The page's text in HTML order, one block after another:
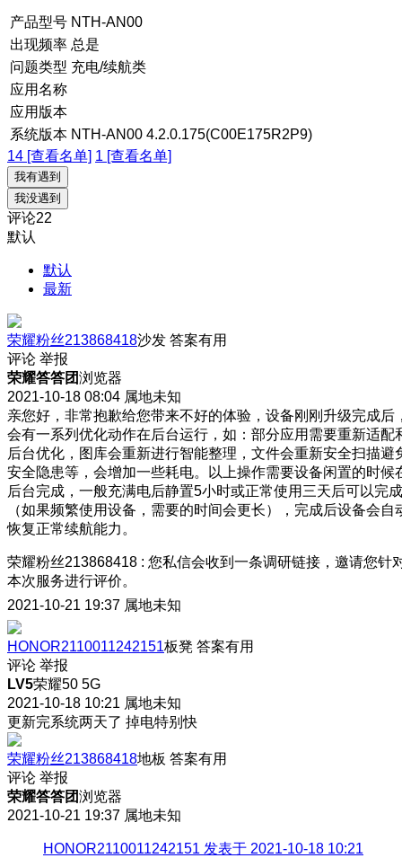
产品型号 NTH-AN00
出现频率 总是
问题类型 充电/续航类
应用名称
应用版本
系统版本 NTH-AN00 4.2.0.175(C00E175R2P9)
14 [查看名单] 1 [查看名单]
我有遇到
我没遇到
评论22
默认
默认
最新
荣耀粉丝213868418沙发 答案有用
评论 举报
荣耀答答团浏览器
2021-10-18 08:04 属地未知
亲您好，非常抱歉给您带来不好的体验，设备刚刚升级完成后
会有一系列优化动作在后台运行，如：部分应用需要重新适配
后台优化，图库会重新进行智能整理，文件会重新安全扫描避
安全隐患等，会增加一些耗电。以上操作需要设备闲置的时候
后台完成，一般充满电后静置5小时或正常使用三天后可以完成
（如果频繁使用设备，需要的时间会更长），完成后设备会自
恢复正常续航能力。
荣耀粉丝213868418 : 您私信会收到一条调研链接，邀请您针
本次服务进行评价。
2021-10-21 19:37 属地未知
HONOR2110011242151板凳 答案有用
评论 举报
LV5荣耀50 5G
2021-10-18 10:21 属地未知
更新完系统两天了 掉电特别快
荣耀粉丝213868418地板 答案有用
评论 举报
荣耀答答团浏览器
2021-10-21 19:37 属地未知
HONOR2110011242151 发表于 2021-10-18 10:21